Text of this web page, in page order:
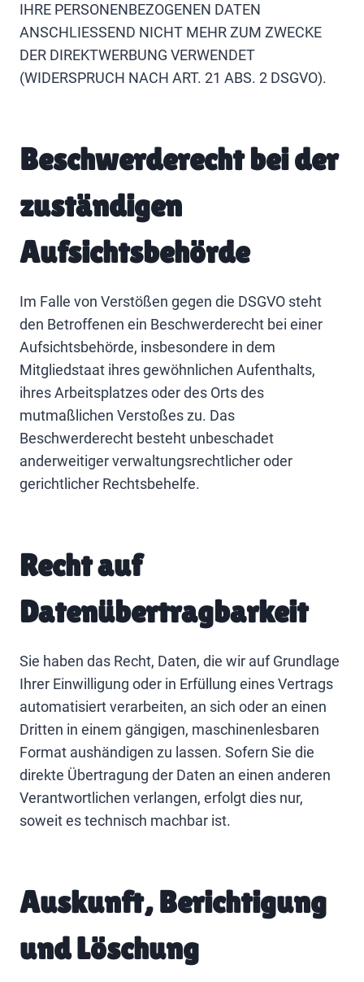
IHRE PERSONENBEZOGENEN DATEN
ANSCHLIESSEND NICHT MEHR ZUM ZWECKE
DER DIREKTWERBUNG VERWENDET
(WIDERSPRUCH NACH ART. 21 ABS. 2 DSGVO).
Beschwerderecht bei der
zuständigen
Aufsichtsbehörde
Im Falle von Verstößen gegen die DSGVO steht
den Betroffenen ein Beschwerderecht bei einer
Aufsichtsbehörde, insbesondere in dem
Mitgliedstaat ihres gewöhnlichen Aufenthalts,
ihres Arbeitsplatzes oder des Orts des
mutmaßlichen Verstoßes zu. Das
Beschwerderecht besteht unbeschadet
anderweitiger verwaltungsrechtlicher oder
gerichtlicher Rechtsbehelfe.
Recht auf
Datenübertragbarkeit
Sie haben das Recht, Daten, die wir auf Grundlage
Ihrer Einwilligung oder in Erfüllung eines Vertrags
automatisiert verarbeiten, an sich oder an einen
Dritten in einem gängigen, maschinenlesbaren
Format aushändigen zu lassen. Sofern Sie die
direkte Übertragung der Daten an einen anderen
Verantwortlichen verlangen, erfolgt dies nur,
soweit es technisch machbar ist.
Auskunft, Berichtigung
und Löschung